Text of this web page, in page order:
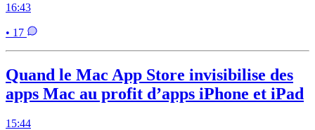
16:43
• 17
Quand le Mac App Store invisibilise des
apps Mac au profit d’apps iPhone et iPad
15:44